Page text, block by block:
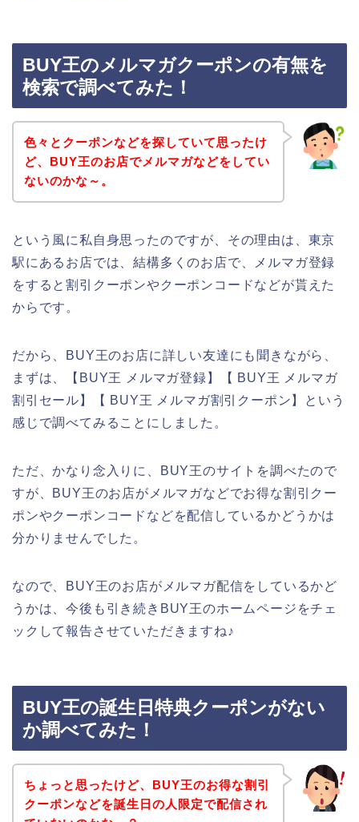
BUY王のメルマガクーポンの有無を
検索で調べてみた！
色々とクーポンなどを探していて思ったけ
ど、BUY王のお店でメルマガなどをしてい
ないのかな～。
という風に私自身思ったのですが、その理由は、東京
駅にあるお店では、結構多くのお店で、メルマガ登録
をすると割引クーポンやクーポンコードなどが貰えた
からです。
だから、BUY王のお店に詳しい友達にも聞きながら、
まずは、【BUY王 メルマガ登録】【 BUY王 メルマガ
割引セール】【 BUY王 メルマガ割引クーポン】という
感じで調べてみることにしました。
ただ、かなり念入りに、BUY王のサイトを調べたので
すが、BUY王のお店がメルマガなどでお得な割引クー
ポンやクーポンコードなどを配信しているかどうかは
分かりませんでした。
なので、BUY王のお店がメルマガ配信をしているかど
うかは、今後も引き続きBUY王のホームページをチェ
ックして報告させていただきますね♪
BUY王の誕生日特典クーポンがない
か調べてみた！
ちょっと思ったけど、BUY王のお得な割引
クーポンなどを誕生日の人限定で配信され